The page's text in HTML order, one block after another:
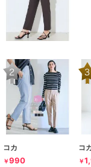
コカ
￥990
コ
￥